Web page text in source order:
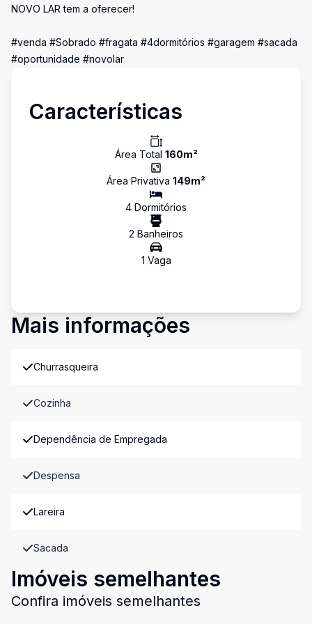
NOVO LAR tem a oferecer!
#venda #Sobrado #fragata #4dormitórios #garagem #sacada
#oportunidade #novolar
Características
Área Total 160m²
Área Privativa 149m²
4 Dormitórios
2 Banheiros
1 Vaga
Mais informações
Churrasqueira
Cozinha
Dependência de Empregada
Despensa
Lareira
Sacada
Imóveis semelhantes
Confira imóveis semelhantes